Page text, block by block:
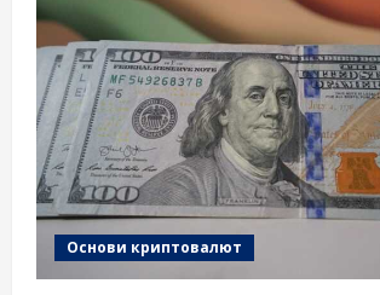
Основи криптовалют